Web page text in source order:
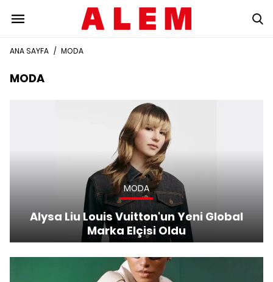
ANA SAYFA / MODA
MODA
MODA
Alysa Liu Louis Vuitton'un Yeni Global
Marka Elçisi Oldu